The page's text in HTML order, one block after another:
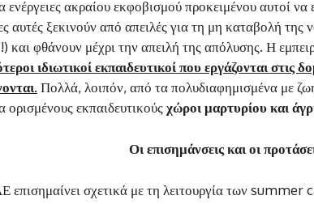
ενέργειες ακραίου εκφοβισμού προκειμένου αυτοί
αυτές ξεκινούν από απειλές για τη μη καταβολή
και φθάνουν μέχρι την απειλή της απόλυσης. Η
ιδιωτικοί εκπαιδευτικοί που εργάζονται στις
Πολλά, λοιπόν, από τα πολυδιαφημισμένα με
ορισμένους εκπαιδευτικούςχώροι μαρτυρίου και
Οι επισημάνσεις και οι
επισημαίνει σχετικά με τη λειτουργία των summer